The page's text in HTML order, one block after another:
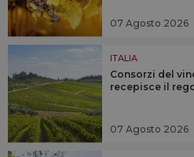
07 Agosto 2026
ITALIA
Consorzi del
recepisce il
07 Agosto 2026